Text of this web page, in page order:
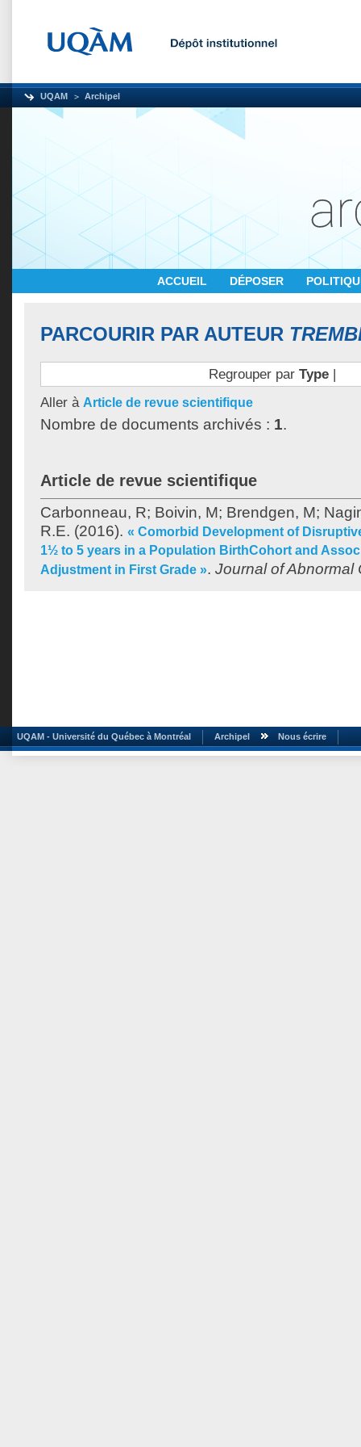
UQAM Archipel
ACCUEIL DÉPOSER
PARCOURIR PAR AUTEUR
Regrouper par Type|
Aller à Article de revue scientifique
Nombre de documents archivés : 1.
Article de revue scientifique
Carbonneau, R; Boivin, M; Brendgen, M;
R.E. (2016). « Comorbid Development of
1½ to 5 years in a Population BirthCohort and
Adjustment in First Grade ». Journal of Abnormal
UQAM - Université du Québec à Montréal Archipel Nous écrire